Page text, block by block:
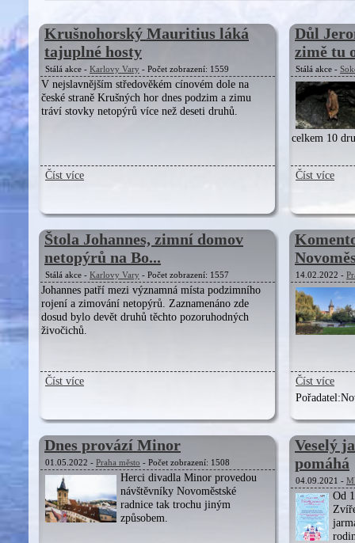
Krušnohorský Mauritius láká
tajuplné hosty
Stálá akce - Karlovy Vary - Počet zobrazení: 1559
V nejslavnějším středověkém cínovém dole na
české straně Krušných hor dnes podzim a zimu
tráví stovky netopýrů více než deseti druhů.
Číst více
Důl
zimě tu
Stálá akce -
celkem 10
Číst více
Štola Johannes, zimní domov
netopýrů na Bo...
Stálá akce - Karlovy Vary - Počet zobrazení: 1557
Johannes patří mezi významná místa podzimního
rojení a zimování netopýrů. Zaznamenáno zde
dosud bylo devět druhů těchto pozoruhodných
živočichů.
Číst více
14.02.2022 -
Číst více
Pořadatel:
Dnes provází Minor
01.05.2022 - Praha město - Počet zobrazení: 1508
Herci divadla Minor provedou
návštěvníky Novoměstské
radnice tak trochu jiným
způsobem.
Veselý
pomáhá
04.09.2021 -
Od